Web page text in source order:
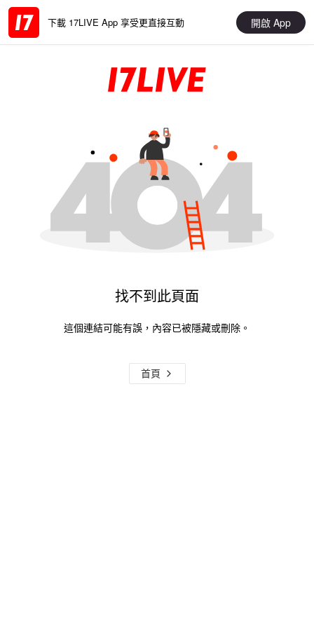
下載 17LIVE App 享受更直接互動 開啟 App
找不到此頁面
這個連結可能有誤，內容已被隱藏或刪除。
首頁